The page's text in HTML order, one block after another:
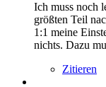
Ich muss noch
größten Teil
1:1 meine
nichts. Dazu
Zitieren